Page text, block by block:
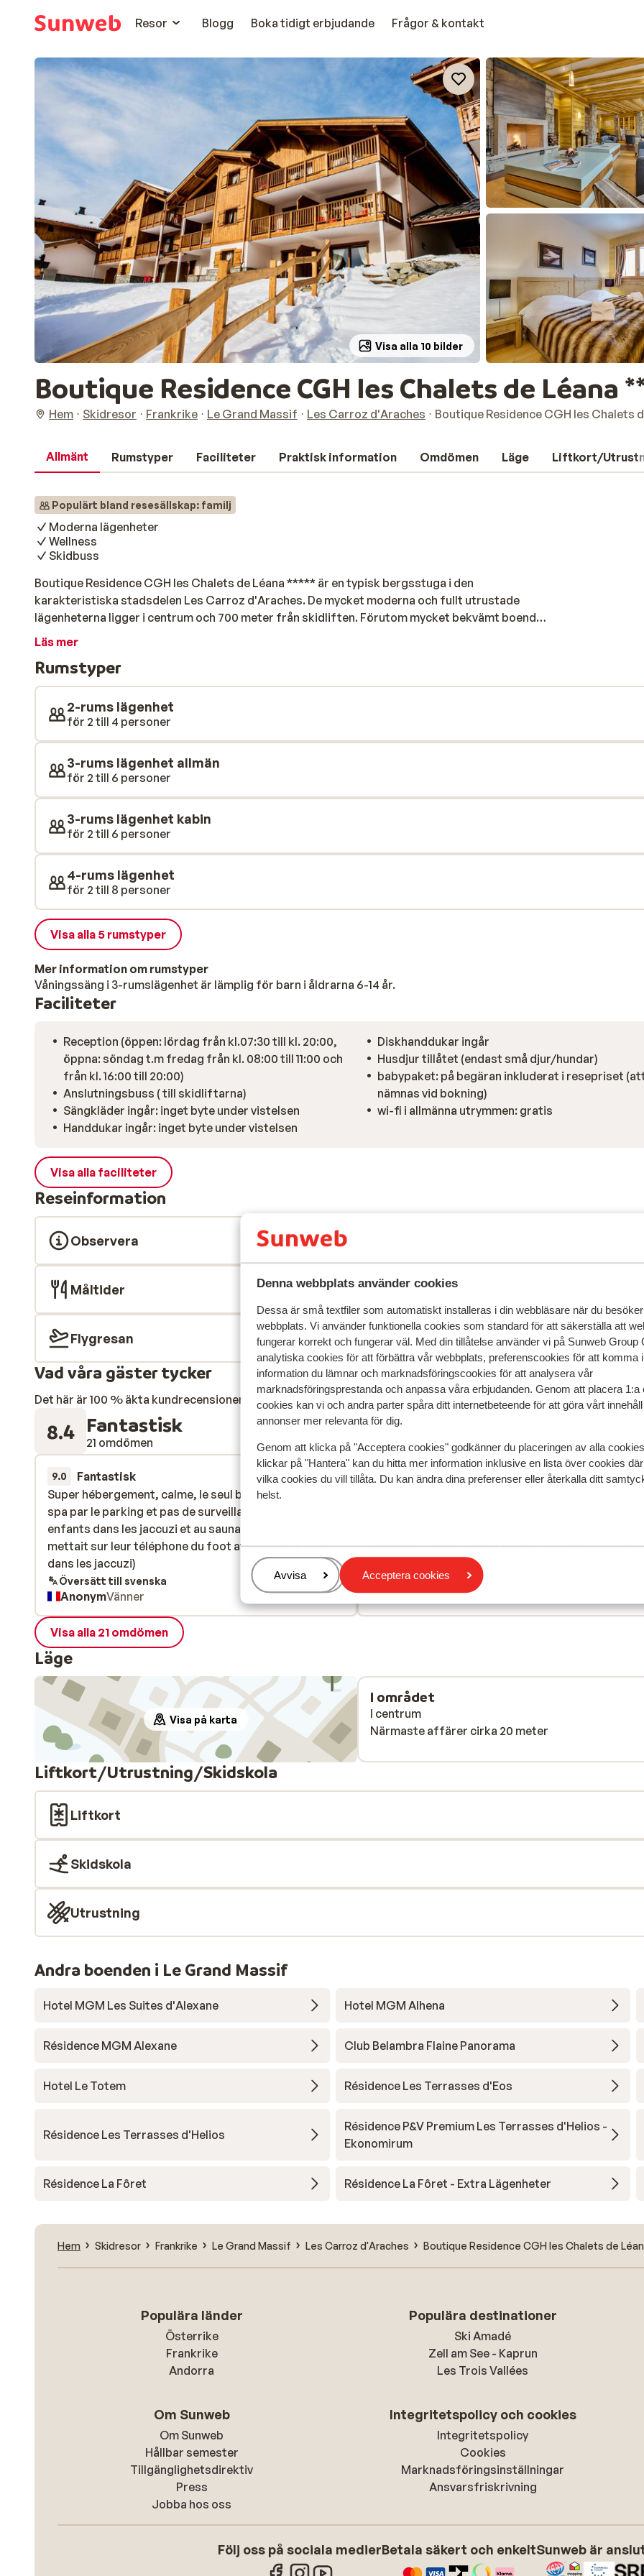
Denna webbplats använder cookies
Dessa är små textfiler som automatiskt installeras i din webbläsare när du
webbplats. Vi använder funktionella cookies som standard för att säkerställa att
fungerar korrekt och fungerar väl. Med din tillåtelse använder vi på Sunweb Group
analytiska cookies för att förbättra vår webbplats, preferenscookies för att komma
information du lämnar och marknadsföringscookies för att analysera vår
marknadsföringsprestanda och anpassa våra erbjudanden. Genom att placera 1:a
cookies kan vi och andra parter spåra ditt internetbeteende för att göra vårt
annonser mer relevanta för dig.
Genom att klicka på "Acceptera cookies" godkänner du placeringen av alla
klickar på "Hantera" kan du hitta mer information inklusive en lista över cookies
vilka cookies du vill tillåta. Du kan ändra dina preferenser eller återkalla ditt
helst.
Hantera
Avvisa Acceptera cookies
Resor
Blogg Boka tidigt erbjudande Frågor & kontakt
Visa alla 10 bilder
Boutique Residence CGH les Chalets de Léana
Hem Skidresor Frankrike Le Grand Massif Les Carroz d'Araches Boutique Residence CGH les Chalets
Allmänt Rumstyper Faciliteter Praktisk information Omdömen Läge Liftkort/
Populärt bland resesällskap: familj
Moderna lägenheter
Wellness
Skidbuss
Boutique Residence CGH les Chalets de Léana ***** är en typisk bergsstuga i den
karakteristiska stadsdelen Les Carroz d'Araches. De mycket moderna och fullt utrustade
lägenheterna ligger i centrum och 700 meter från skidliften. Förutom mycket bekvämt boende
erbjuder residenset också fina extrafunktioner som skidförvaringsskåp med skouppvärmning,
hamam och jacuzzi. En skyttelbuss stannar 150 meter från boendet och tar dig till skidliftarna
och Les Carroz centrum på bara några minuter. Du kommer inte att sakna något på Résidence
CGH Les Chalets de Leana.
Läs mer
Rumstyper
2-rums lägenhet
för 2 till 4 personer
3-rums lägenhet allmän
för 2 till 6 personer
3-rums lägenhet kabin
för 2 till 6 personer
4-rums lägenhet
för 2 till 8 personer
Visa alla 5 rumstyper
Mer information om rumstyper
Våningssäng i 3-rumslägenhet är lämplig för barn i åldrarna 6-14 år.
Faciliteter
Reception (öppen: lördag från kl.07:30 till kl. 20:00,
öppna: söndag t.m fredag från kl. 08:00 till 11:00 och
från kl. 16:00 till 20:00)
Anslutningsbuss ( till skidliftarna)
Sängkläder ingår: inget byte under vistelsen
Handdukar ingår: inget byte under vistelsen
Diskhanddukar ingår
Husdjur tillåtet (endast små djur/hundar)
babypaket: på begäran inkluderat i resepriset
nämnas vid bokning)
wi-fi i allmänna utrymmen: gratis
Visa alla faciliteter
Reseinformation
Observera
Måltider
Flygresan
Vad våra gäster tycker
Det här är 100 % äkta kundrecensioner som verkligen speglar deras upplevelser av vår produkt. Mer om
8.4 Fantastisk
21 omdömen Mest bokad
9.0 Fantastisk
14 mars 2026
Super hébergement, calme, le seul bémol l’accès au
spa par le parking et pas de surveillance au spa ( des
enfants dans les jaccuzi et au sauna, une famille qui
mettait sur leur téléphone du foot avec le son à fond
dans les jaccuzi)
Super hébergement, calme, le seul bémol l’accès au
spa par le parking et pas de surveillance au spa ( des
enfants dans les jaccuzi et au sauna, une famille qui
mettait sur leur téléphone du foot avec le son à fond
dans les jaccuzi)
Översätt till svenska
AnonymVänner
9.4 Fantastisk
14 mars
vaisselle…appartement propre, agréable et
Peignoir fourni pour l’espace spa, linge de lit,
tout est prévu ! Je ne peux que recommander cet
endroit. Peut-être juste 2 points négatifs :
bus vers les remontées un peu longue. Et la
vaisselle…appartement propre, agréable et
Peignoir fourni pour l’espace spa, linge...
Översätt till svenska
QuentinPartner
Visa alla 21 omdömen
Läge
Visa på karta
I området
I centrum
Närmaste affärer cirka 20 meter
Liftkort/Utrustning/Skidskola
Liftkort
Skidskola
Utrustning
Andra boenden i Le Grand Massif
Hotel MGM Les Suites d'Alexane Hotel MGM Alhena
Résidence MGM Alexane Club Belambra Flaine Panorama
Hotel Le Totem Résidence Les Terrasses d'Eos
Résidence Les Terrasses d'Helios
Résidence P&V Premium Les Terrasses d'Helios -
Ekonomirum
Résidence La Fôret Résidence La Fôret - Extra Lägenheter
Hem Skidresor Frankrike Le Grand Massif Les Carroz d'Araches Boutique Residence CGH les Chalets de
Populära länder
Österrike
Frankrike
Andorra
Populära destinationer
Ski Amadé
Zell am See - Kaprun
Les Trois Vallées
Om Sunweb
Om Sunweb
Hållbar semester
Tillgänglighetsdirektiv
Press
Jobba hos oss
Integritetspolicy och cookies
Integritetspolicy
Cookies
Marknadsföringsinställningar
Ansvarsfriskrivning
Följ oss på sociala medierBetala säkert och enkeltSunweb är